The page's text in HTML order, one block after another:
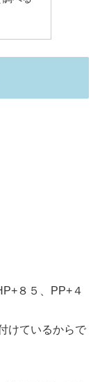
８５、PP+４
けているからで